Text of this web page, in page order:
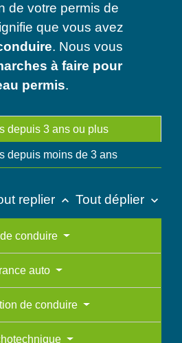
de votre permis de
que vous avez
. Nous vous
à faire pour
permis.
depuis 3 ans ou plus
depuis moins de 3 ans
replier keyboard_arrow_up Tout déplier keyboard_arrow_down
conduire
auto
de conduire